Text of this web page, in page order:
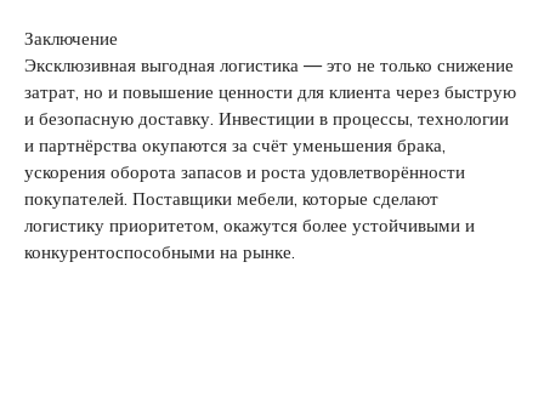
Заключение
Эксклюзивная выгодная логистика — это не только снижение
затрат, но и повышение ценности для клиента через быструю
и безопасную доставку. Инвестиции в процессы, технологии
и партнёрства окупаются за счёт уменьшения брака,
ускорения оборота запасов и роста удовлетворённости
покупателей. Поставщики мебели, которые сделают
логистику приоритетом, окажутся более устойчивыми и
конкурентоспособными на рынке.